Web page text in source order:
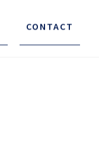
CONTACT